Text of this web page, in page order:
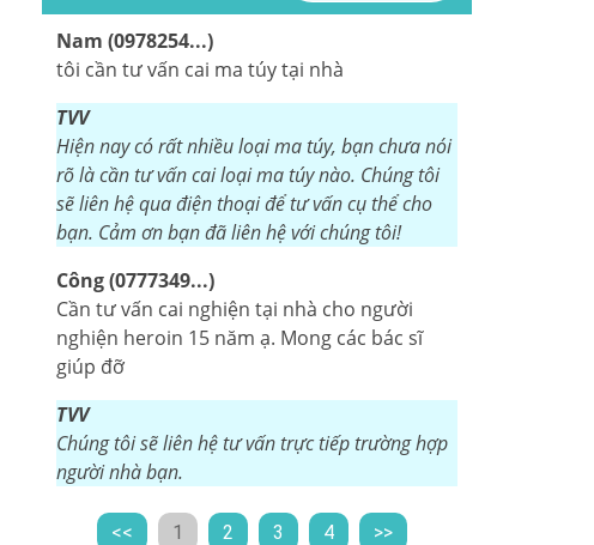
Nam (0978254...)
tôi cần tư vấn cai ma túy tại nhà
TVV
Hiện nay có rất nhiều loại ma túy, bạn chưa nói
rõ là cần tư vấn cai loại ma túy nào. Chúng tôi
sẽ liên hệ qua điện thoại để tư vấn cụ thể cho
bạn. Cảm ơn bạn đã liên hệ với chúng tôi!
Công (0777349...)
Cần tư vấn cai nghiện tại nhà cho người
nghiện heroin 15 năm ạ. Mong các bác sĩ
giúp đỡ
TVV
Chúng tôi sẽ liên hệ tư vấn trực tiếp trường hợp
người nhà bạn.
<< 1 2 3 4 >>